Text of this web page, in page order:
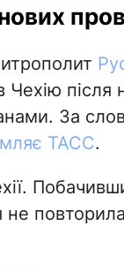
після
За
ТАСС.